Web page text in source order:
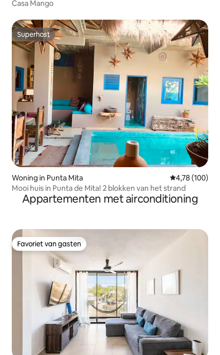
Casa Mango
Superhost
Superhost
Woning in Punta Mita Gemiddelde
4,78 (100)
Mooi huis in Punta de Mita! 2 blokken van het strand
Appartementen met airconditioning
Favoriet van gasten
Favoriet van gasten